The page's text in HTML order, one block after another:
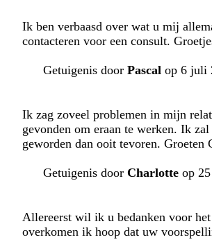
Ik ben verbaasd over wat u mij
contacteren voor een consult.
Getuigenis door Pascal op 6 juli
Ik zag zoveel problemen in mijn
gevonden om eraan te werken. Ik
geworden dan ooit tevoren. Groeten
Getuigenis door Charlotte op
Allereerst wil ik u bedanken voor
overkomen ik hoop dat uw